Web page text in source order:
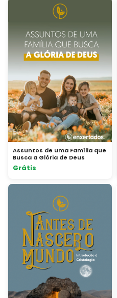
Assuntos de uma Família que
Busca a Glória de Deus
Grátis